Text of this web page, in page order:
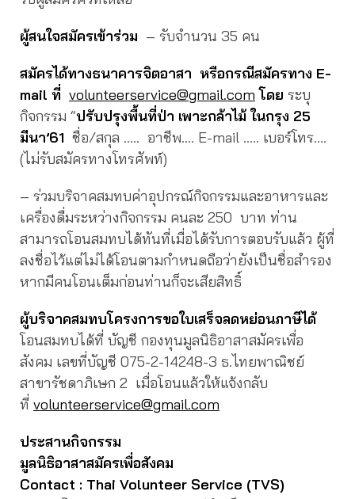
ผู้สนใจสมัครเข้าร่วม – รับจำนวน 35 คน
สมัครได้ทางธนาคารจิตอาสา หรือกรณีสมัครทาง E-
mail ที่ volunteerservice@gmail.com โดย ระบุ
กิจกรรม “ปรับปรุงพื้นที่ป่า เพาะกล้าไม้ ในกรุง 25
มีนา’61 ชื่อ/สกุล ….. อาชีพ…. E-mail ….. เบอร์โทร….
(ไม่รับสมัครทางโทรศัพท์)
– ร่วมบริจาคสมทบค่าอุปกรณ์กิจกรรมและอาหารและ
เครื่องดื่มระหว่างกิจกรรม คนละ 250 บาท ท่าน
สามารถโอนสมทบได้ทันที่เมื่อได้รับการตอบรับแล้ว ผู้ที่
ลงชื่อไว้แต่ไม่ได้โอนตามกำหนดถือว่ายังเป็นชื่อสำรอง
หากมีคนโอนเต็มก่อนท่านก็จะเสียสิทธิ์
ผู้บริจาคสมทบโครงการขอใบเสร็จลดหย่อนภาษีได้
โอนสมทบได้ที่ บัญชี กองทุนมูลนิธิอาสาสมัครเพื่อ
สังคม เลขที่บัญชี 075-2-14248-3 ธ.ไทยพาณิชย์
สาขารัชดาภิเษก 2 เมื่อโอนแล้วให้แจ้งกลับ
ที่ volunteerservice@gmail.com
ประสานกิจกรรม
มูลนิธิอาสาสมัครเพื่อสังคม
Contact : Thai Volunteer Service (TVS)